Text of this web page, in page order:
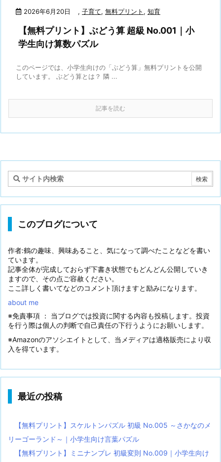
2026年6月20日 , 子育て, 無料プリント , 知育
【無料プリント】ぶどう算 超級 No.001｜小
学生向け算数パズル
このページでは、小学生向けの「ぶどう算」無料プリントを公開
しています。 ぶどう算とは？ 隣 ...
記事を読む
このブログについて
作者:鶴の趣味、興味あること、気になって調べたことなどを書い
ています。
記事全体が完成しておらず下書き状態でもどんどん公開していき
ますので、その点ご容赦ください。
ここ詳しく書いてなどのコメント頂けますと励みになります。
about me
※免責事項 ： 当ブログでは投資に関する内容も投稿します。投資
を行う際は個人の判断で自己責任の下行うようにお願いします。
※Amazonのアソシエイトとして、当メディアは適格販売により収
入を得ています。
最近の投稿
【無料プリント】スケルトンパズル 初級 No.005 ～さかなのメ
リーゴーランド～｜小学生向け言葉パズル
【無料プリント】ミニナンプレ 初級変則 No.009｜小学生向け